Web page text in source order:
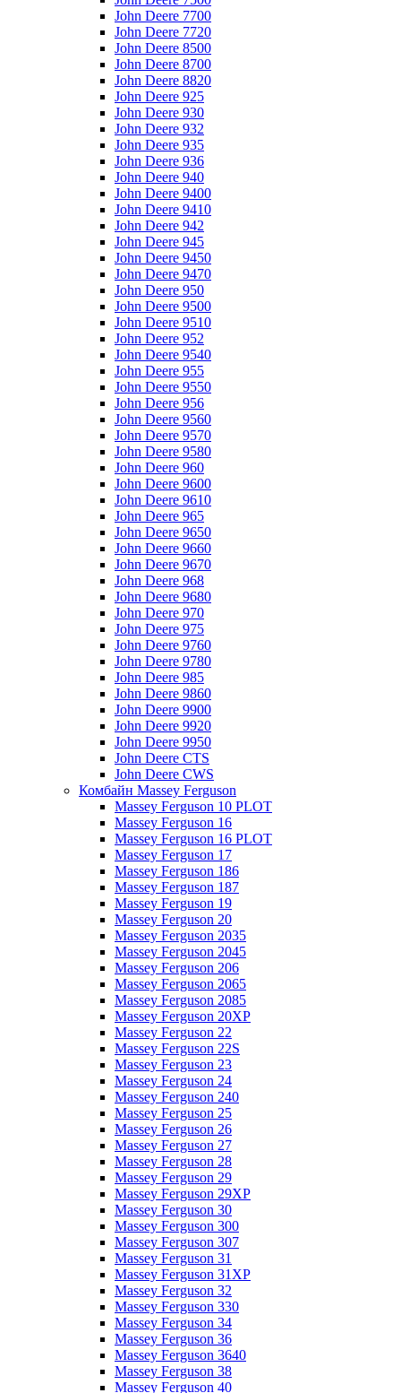
John Deere 7700
John Deere 7720
John Deere 8500
John Deere 8700
John Deere 8820
John Deere 925
John Deere 930
John Deere 932
John Deere 935
John Deere 936
John Deere 940
John Deere 9400
John Deere 9410
John Deere 942
John Deere 945
John Deere 9450
John Deere 9470
John Deere 950
John Deere 9500
John Deere 9510
John Deere 952
John Deere 9540
John Deere 955
John Deere 9550
John Deere 956
John Deere 9560
John Deere 9570
John Deere 9580
John Deere 960
John Deere 9600
John Deere 9610
John Deere 965
John Deere 9650
John Deere 9660
John Deere 9670
John Deere 968
John Deere 9680
John Deere 970
John Deere 975
John Deere 9760
John Deere 9780
John Deere 985
John Deere 9860
John Deere 9900
John Deere 9920
John Deere 9950
John Deere CTS
John Deere CWS
Комбайн Massey Ferguson
Massey Ferguson 10 PLOT
Massey Ferguson 16
Massey Ferguson 16 PLOT
Massey Ferguson 17
Massey Ferguson 186
Massey Ferguson 187
Massey Ferguson 19
Massey Ferguson 20
Massey Ferguson 2035
Massey Ferguson 2045
Massey Ferguson 206
Massey Ferguson 2065
Massey Ferguson 2085
Massey Ferguson 20XP
Massey Ferguson 22
Massey Ferguson 22S
Massey Ferguson 23
Massey Ferguson 24
Massey Ferguson 240
Massey Ferguson 25
Massey Ferguson 26
Massey Ferguson 27
Massey Ferguson 28
Massey Ferguson 29
Massey Ferguson 29XP
Massey Ferguson 30
Massey Ferguson 300
Massey Ferguson 307
Massey Ferguson 31
Massey Ferguson 31XP
Massey Ferguson 32
Massey Ferguson 330
Massey Ferguson 34
Massey Ferguson 36
Massey Ferguson 3640
Massey Ferguson 38
Massey Ferguson 40